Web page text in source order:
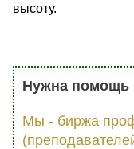
высоту.
Нужна помощь
Мы - биржа